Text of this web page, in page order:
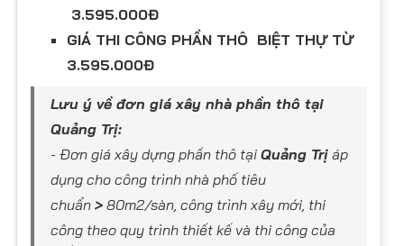
3.595.000Đ
GIÁ THI CÔNG PHẦN THÔ BIỆT THỰ TỪ
3.595.000Đ
​Lưu ý về đơn giá xây nhà phần thô tại
Quảng Trị​:
- Đơn giá xây dựng phần thô tại Quảng Trị áp
dụng cho công trình nhà phố tiêu
chuẩn > 80m2/sàn, công trình xây mới, thi
công theo quy trình thiết kế và thi công của